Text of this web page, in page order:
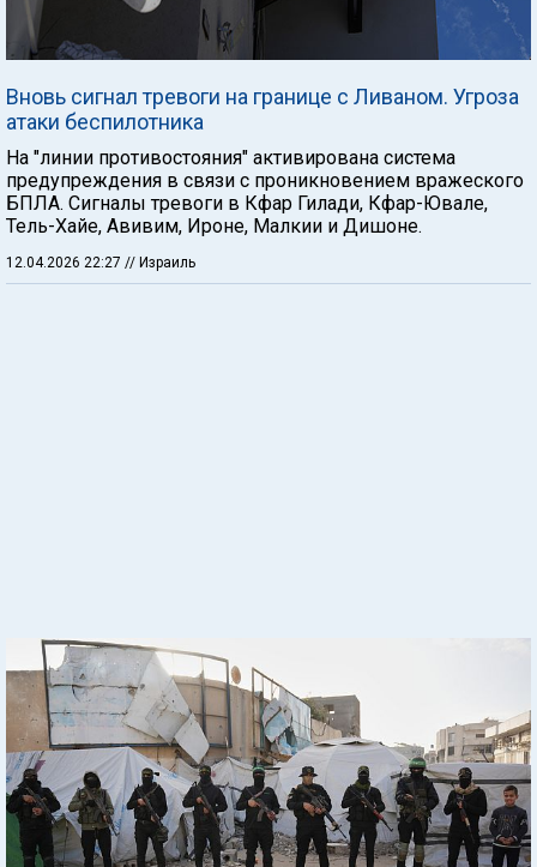
Вновь сигнал тревоги на границе с Ливаном. Угроза
атаки беспилотника
На "линии противостояния" активирована система
предупреждения в связи с проникновением вражеского
БПЛА. Сигналы тревоги в Кфар Гилади, Кфар-Ювале,
Тель-Хайе, Авивим, Ироне, Малкии и Дишоне.
12.04.2026 22:27 // Израиль